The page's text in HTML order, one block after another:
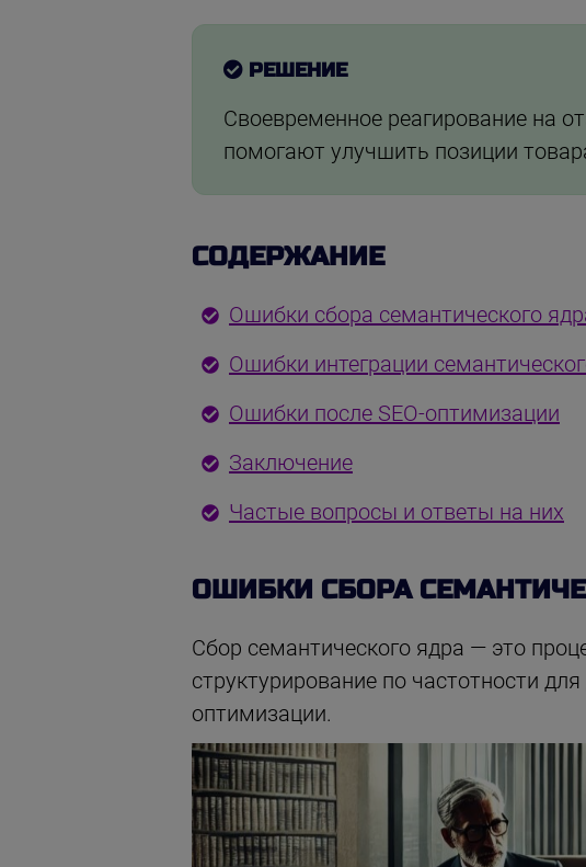
РЕШЕНИЕ
Своевременное реагирование на
помогают улучшить позиции
СОДЕРЖАНИЕ
Ошибки сбора семантического
Ошибки интеграции
Ошибки после SEO-оптимизации
Заключение
Частые вопросы и ответы на них
ОШИБКИ СБОРА
Сбор семантического ядра — это
структурирование по частотности
оптимизации.